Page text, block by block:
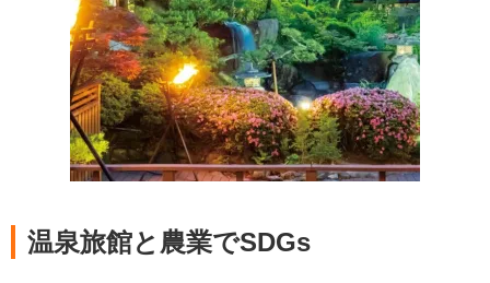
温泉旅館と農業でSDGs